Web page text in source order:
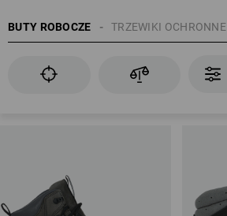
odporność podeszwy na paliwa (FO)
właściwości antystatyczne (A)
BUTY ROBOCZE TRZEWIKI OCHRONNE